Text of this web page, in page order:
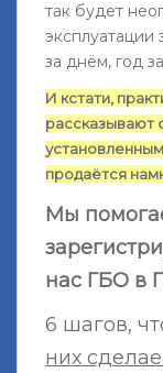
так будет
эксплуатации
за днём, год
И кстати,
рассказывают
продаётся
Мы
нас ГБО в
6 шагов,
них